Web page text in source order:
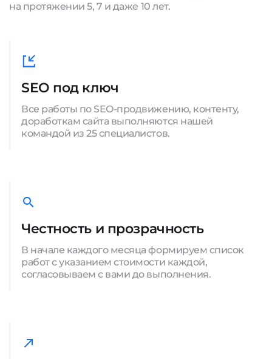
на протяжении 5, 7 и даже 10 лет.
SEO под ключ
Все работы по SEO-продвижению, контенту,
доработкам сайта выполняются нашей
командой из 25 специалистов.
Честность и прозрачность
В начале каждого месяца формируем список
работ с указанием стоимости каждой,
согласовываем с вами до выполнения.